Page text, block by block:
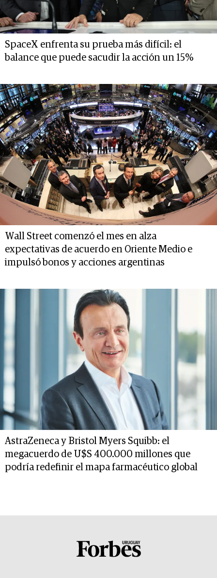
SpaceX enfrenta su prueba más difícil: el
balance que puede sacudir la acción un 15%
Wall Street comenzó el mes en alza
expectativas de acuerdo en Oriente Medio e
impulsó bonos y acciones argentinas
AstraZeneca y Bristol Myers Squibb: el
megacuerdo de U$S 400.000 millones que
podría redefinir el mapa farmacéutico global